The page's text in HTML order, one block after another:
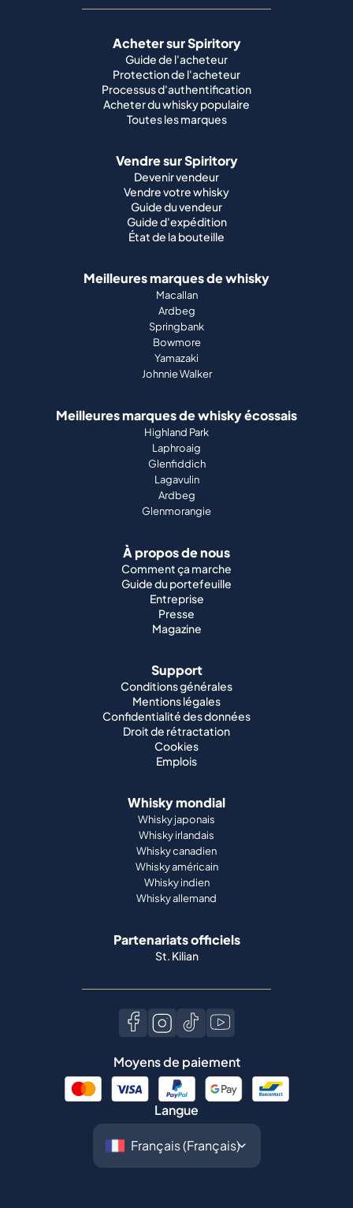
Acheter sur Spiritory
Guide de l'acheteur
Protection de l'acheteur
Processus d'authentification
Acheter du whisky populaire
Toutes les marques
Vendre sur Spiritory
Devenir vendeur
Vendre votre whisky
Guide du vendeur
Guide d'expédition
État de la bouteille
Meilleures marques de whisky
Macallan
Ardbeg
Springbank
Bowmore
Yamazaki
Johnnie Walker
Meilleures marques de whisky écossais
Highland Park
Laphroaig
Glenfiddich
Lagavulin
Ardbeg
Glenmorangie
À propos de nous
Comment ça marche
Guide du portefeuille
Entreprise
Presse
Magazine
Support
Conditions générales
Mentions légales
Confidentialité des données
Droit de rétractation
Cookies
Emplois
Whisky mondial
Whisky japonais
Whisky irlandais
Whisky canadien
Whisky américain
Whisky indien
Whisky allemand
Partenariats officiels
St. Kilian
Moyens de paiement
Langue